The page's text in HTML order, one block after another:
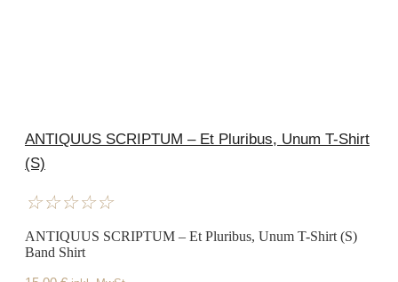
ANTIQUUS SCRIPTUM – Et Pluribus, Unum T-Shirt
(S)
☆☆☆☆☆
ANTIQUUS SCRIPTUM – Et Pluribus, Unum T-Shirt (S)
Band Shirt